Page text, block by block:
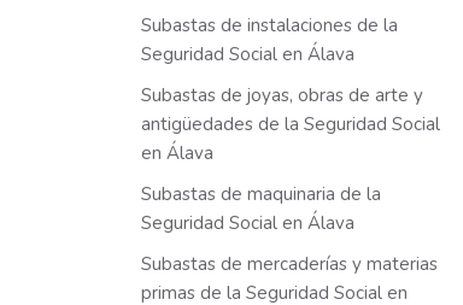
Subastas de instalaciones de la
Seguridad Social en Álava
Subastas de joyas, obras de arte y
antigüedades de la Seguridad Social
en Álava
Subastas de maquinaria de la
Seguridad Social en Álava
Subastas de mercaderías y materias
primas de la Seguridad Social en